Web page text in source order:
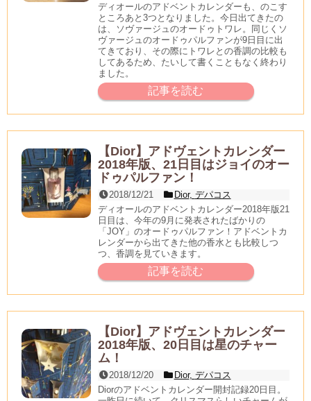
ディオールのアドベントカレンダーも、のこす
ところあと3つとなりました。今日出てきたの
は、ソヴァージュのオードゥトワレ。同じくソ
ヴァージュのオードゥパルファンが9日目に出
てきており、その際にトワレとの香調の比較も
してあるため、たいして書くこともなく終わり
ました。
記事を読む
【Dior】アドヴェントカレンダー
2018年版、21日目はジョイのオー
ドゥパルファン！
2018/12/21 Dior, デパコス
ディオールのアドベントカレンダー2018年版21
日目は、今年の9月に発表されたばかりの
「JOY」のオードゥパルファン！アドベントカ
レンダーから出てきた他の香水とも比較しつ
つ、香調を見ていきます。
記事を読む
【Dior】アドヴェントカレンダー
2018年版、20日目は星のチャー
ム！
2018/12/20 Dior, デパコス
Diorのアドベントカレンダー開封記録20日目。